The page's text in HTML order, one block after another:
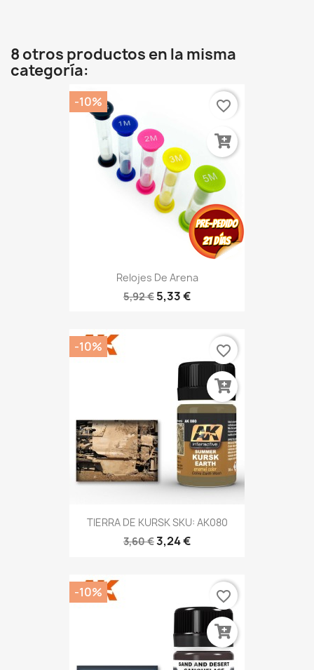
8 otros productos en la misma
categoría:
Relojes De Arena
5,92 € 5,33 €
-10% favorite_border
TIERRA DE KURSK SKU: AK080
3,60 €3,24 €
-10% favorite_border
-10% favorite_border